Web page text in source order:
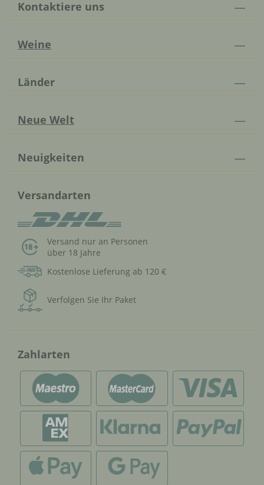
Kontaktiere uns
Weine
Länder
Neue Welt
Neuigkeiten
Versandarten
Versand nur an Personen
über 18 Jahre
Kostenlose Lieferung ab 120 €
Verfolgen Sie Ihr Paket
Zahlarten